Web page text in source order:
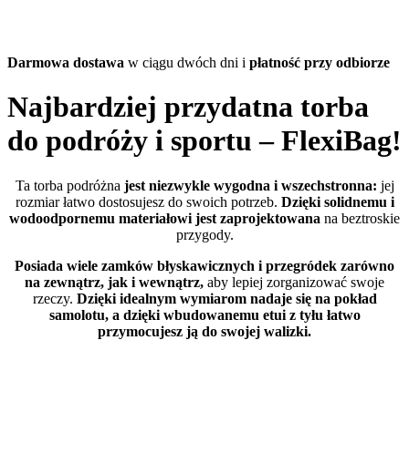
Darmowa dostawa w ciągu dwóch dni i płatność przy odbiorze
Najbardziej przydatna torba
do podróży i sportu – FlexiBag!
Ta torba podróżna jest niezwykle wygodna i wszechstronna: jej
rozmiar łatwo dostosujesz do swoich potrzeb. Dzięki solidnemu i
wodoodpornemu materiałowi jest zaprojektowana na beztroskie
przygody.
Posiada wiele zamków błyskawicznych i przegródek zarówno
na zewnątrz, jak i wewnątrz, aby lepiej zorganizować swoje
rzeczy. Dzięki idealnym wymiarom nadaje się na pokład
samolotu, a dzięki wbudowanemu etui z tyłu łatwo
przymocujesz ją do swojej walizki.